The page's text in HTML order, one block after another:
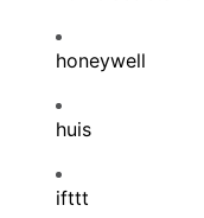
honeywell
huis
ifttt